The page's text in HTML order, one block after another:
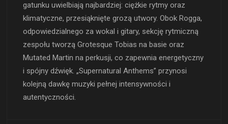
gatunku uwielbiają najbardziej: ciężkie rytmy oraz
klimatyczne, przesiąknięte grozą utwory. Obok Rogga,
odpowiedzialnego za wokal i gitary, sekcję rytmiczną
zespołu tworzą Grotesque Tobias na basie oraz
Mutated Martin na perkusji, co zapewnia energetyczny
i spójny dźwięk. „Supernatural Anthems” przynosi
kolejną dawkę muzyki pełnej intensywności i
autentyczności.